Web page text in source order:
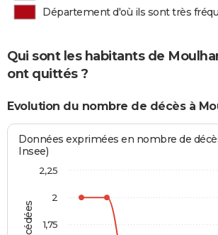
Département d'où ils sont très
Qui sont les habitants de
ont quittés ?
Evolution du nombre de décès à
Données exprimées en nombre de
Insee)
1,75
2
2,25